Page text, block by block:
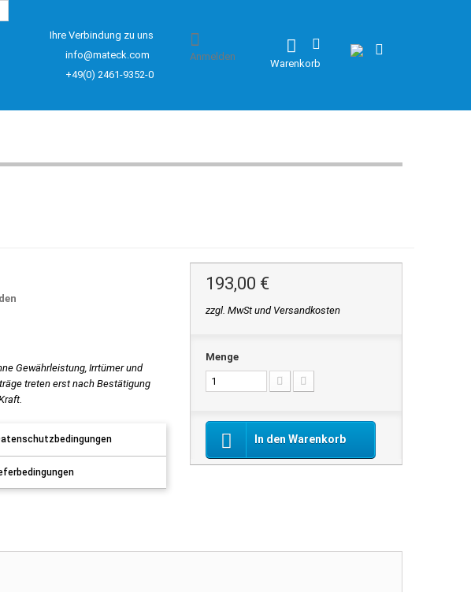
Ihre Verbindung zu uns
info@mateck.com
+49(0) 2461-9352-0
Warenkorb
Anmelden
Gewährleistung, Irrtümer und
treten erst nach Bestätigung
193,00 €
zzgl. MwSt und Versandkosten
Menge
In den Warenkorb